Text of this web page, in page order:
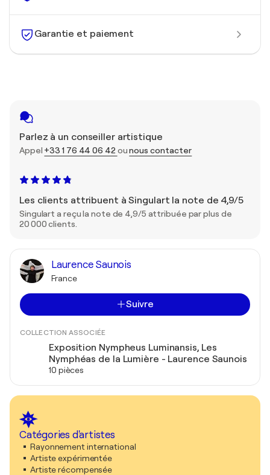
Garantie et paiement
Parlez à un conseiller artistique
Appel +33 1 76 44 06 42 ounous contacter
Les clients attribuent à Singulart la note de 4,9/5
Singulart a reçu la note de 4,9/5 attribuée par plus de
20 000 clients.
Laurence Saunois
France
Suivre
COLLECTION ASSOCIÉE
Exposition Nympheus Luminansis, Les
Nymphéas de la Lumière - Laurence Saunois
10 pièces
Catégories d'artistes
Rayonnement international
Artiste expérimentée
Artiste récompensée